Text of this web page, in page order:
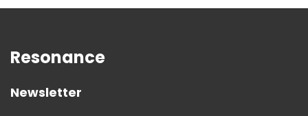
Resonance
Newsletter